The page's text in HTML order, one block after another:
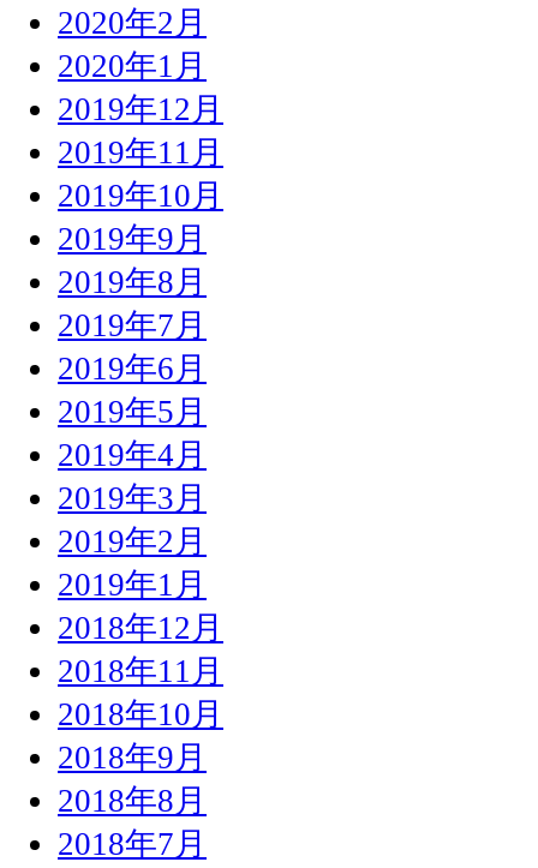
2020年2月
2020年1月
2019年12月
2019年11月
2019年10月
2019年9月
2019年8月
2019年7月
2019年6月
2019年5月
2019年4月
2019年3月
2019年2月
2019年1月
2018年12月
2018年11月
2018年10月
2018年9月
2018年8月
2018年7月